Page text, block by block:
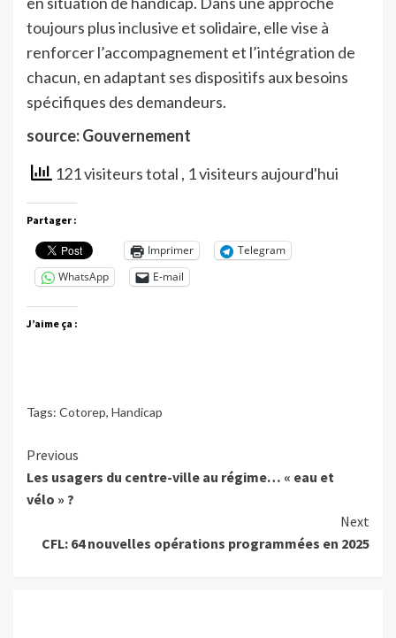
toujours plus inclusive et solidaire, elle vise à
renforcer l’accompagnement et l’intégration de
chacun, en adaptant ses dispositifs aux besoins
spécifiques des demandeurs.
source: Gouvernement
121 visiteurs total , 1 visiteurs aujourd'hui
Partager :
Imprimer
Telegram
WhatsApp
E-mail
J’aime ça :
Tags: Cotorep, Handicap
Continue
Reading
Previous
Les usagers du centre-ville au régime… « eau et
vélo » ?
Next
CFL: 64 nouvelles opérations programmées en 2025